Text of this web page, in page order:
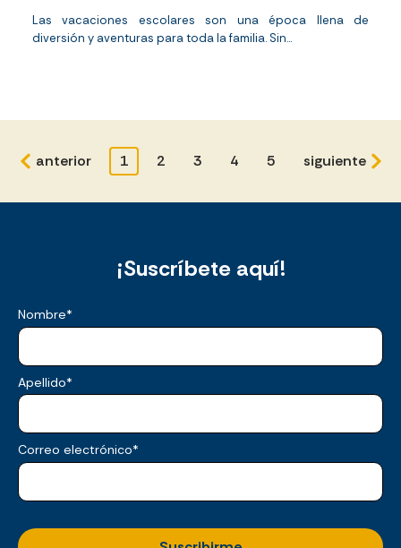
Las vacaciones escolares son una época llena de
diversión y aventuras para toda la familia.Sin...
anterior 1 2 3 4 5 siguiente
¡Suscríbete aquí!
Nombre*
Apellido*
Correo electrónico*